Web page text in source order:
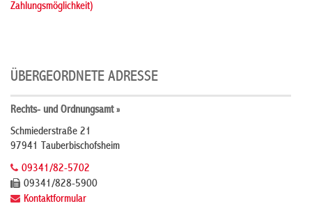
Zahlungsmöglichkeit)
ÜBERGEORDNETE ADRESSE
Rechts- und Ordnungsamt »
Schmiederstraße 21
97941 Tauberbischofsheim
09341/82-5702
09341/828-5900
Kontaktformular